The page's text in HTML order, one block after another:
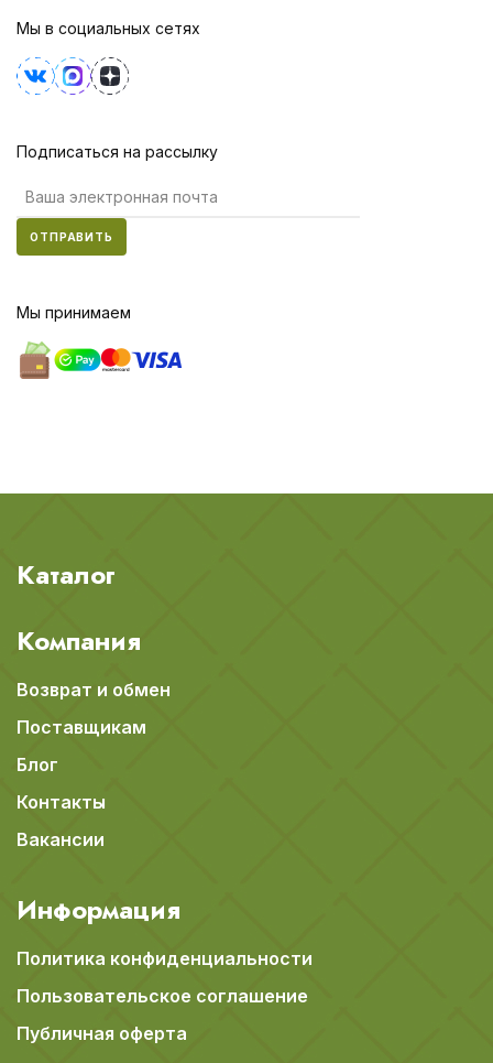
Мы в социальных сетях
Подписаться на рассылку
ОТПРАВИТЬ
Мы принимаем
Каталог
Компания
Возврат и обмен
Поставщикам
Блог
Контакты
Вакансии
Информация
Политика конфиденциальности
Пользовательское соглашение
Публичная оферта